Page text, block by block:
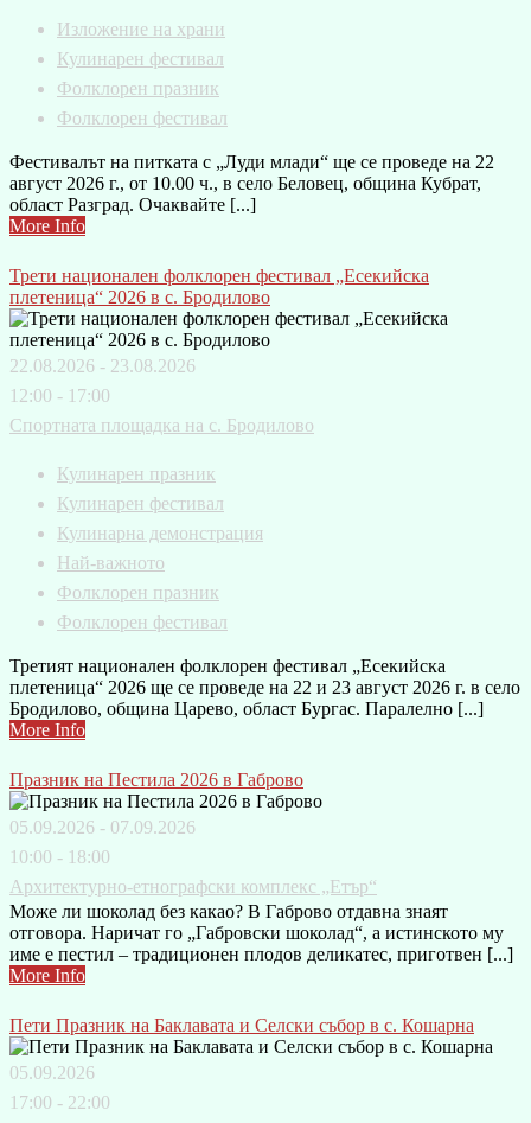
Изложение на храни
Кулинарен фестивал
Фолклорен празник
Фолклорен фестивал
Фестивалът на питката с „Луди млади“ ще се проведе на 22
август 2026 г., от 10.00 ч., в село Беловец, община Кубрат,
област Разград. Очаквайте [...]
More Info
Трети национален фолклорен фестивал „Есекийска
плетеница“ 2026 в с. Бродилово
22.08.2026 - 23.08.2026
12:00 - 17:00
Спортната площадка на с. Бродилово
Кулинарен празник
Кулинарен фестивал
Кулинарна демонстрация
Най-важното
Фолклорен празник
Фолклорен фестивал
Третият национален фолклорен фестивал „Есекийска
плетеница“ 2026 ще се проведе на 22 и 23 август 2026 г. в село
Бродилово, община Царево, област Бургас. Паралелно [...]
More Info
Празник на Пестила 2026 в Габрово
05.09.2026 - 07.09.2026
10:00 - 18:00
Архитектурно-етнографски комплекс „Етър“
Може ли шоколад без какао? В Габрово отдавна знаят
отговора. Наричат го „Габровски шоколад“, а истинското му
име е пестил – традиционен плодов деликатес, приготвен [...]
More Info
Пети Празник на Баклавата и Селски събор в с. Кошарна
05.09.2026
17:00 - 22:00